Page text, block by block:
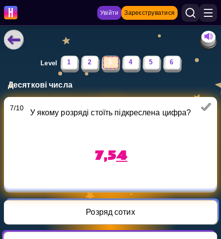
Увійти Зареєструватися
НАВЧАЛЬНІ МАТЕРІАЛИ
Curriculum
Показати більше
Invite a Friend
Level 1 2 3 4 5 6
Десяткові числа
7/10
У якому розряді стоїть підкреслена цифра?
7,54
Розряд сотих